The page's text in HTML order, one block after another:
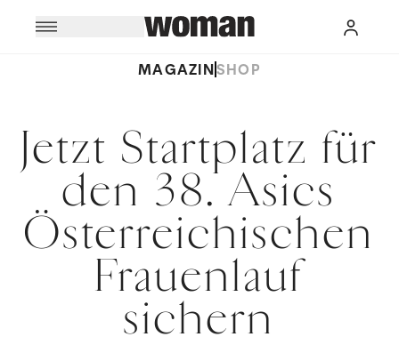
MAGAZINSHOP
Jetzt Startplatz für
den 38. Asics
Österreichischen
Frauenlauf
sichern